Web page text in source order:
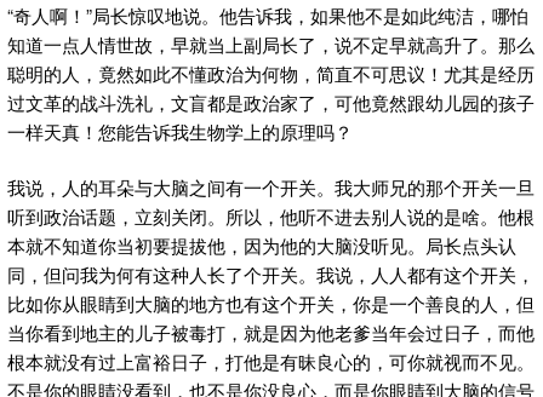
“奇人啊！”局长惊叹地说。他告诉我，如果他不是如此纯洁，哪怕
知道一点人情世故，早就当上副局长了，说不定早就高升了。那么
聪明的人，竟然如此不懂政治为何物，简直不可思议！尤其是经历
过文革的战斗洗礼，文盲都是政治家了，可他竟然跟幼儿园的孩子
一样天真！您能告诉我生物学上的原理吗？
我说，人的耳朵与大脑之间有一个开关。我大师兄的那个开关一旦
听到政治话题，立刻关闭。所以，他听不进去别人说的是啥。他根
本就不知道你当初要提拔他，因为他的大脑没听见。局长点头认
同，但问我为何有这种人长了个开关。我说，人人都有这个开关，
比如你从眼睛到大脑的地方也有这个开关，你是一个善良的人，但
当你看到地主的儿子被毒打，就是因为他老爹当年会过日子，而他
根本就没有过上富裕日子，打他是有昧良心的，可你就视而不见。
不是你的眼睛没看到，也不是你没良心，而是你眼睛到大脑的信号